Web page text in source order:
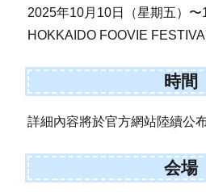
2025年10月10日（星期五）〜
HOKKAIDO FOOVIE
時間
詳細內容將於官方網站陸續公
会場